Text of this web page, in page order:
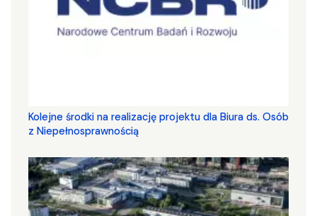
Kolejne środki na realizację projektu dla Biura ds. Osób
z Niepełnosprawnością